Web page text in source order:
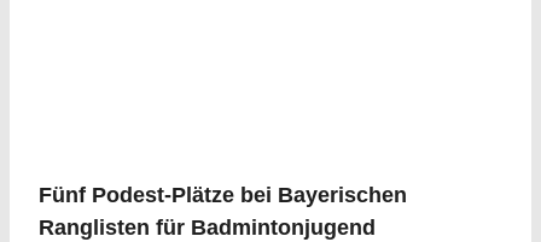
Fünf Podest-Plätze bei Bayerischen
Ranglisten für Badmintonjugend